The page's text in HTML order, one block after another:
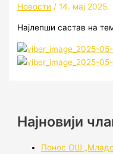
Новости /14. мај 2025.
Најлепши састав на
Најновији
Понос ОШ